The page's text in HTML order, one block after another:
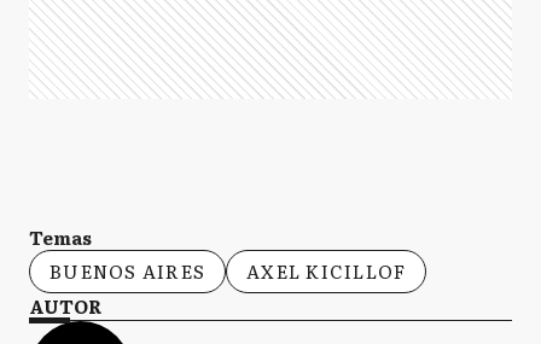
Temas
BUENOS AIRES
AXEL KICILLOF
AUTOR